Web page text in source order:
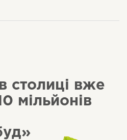
столиці вже
мільйонів